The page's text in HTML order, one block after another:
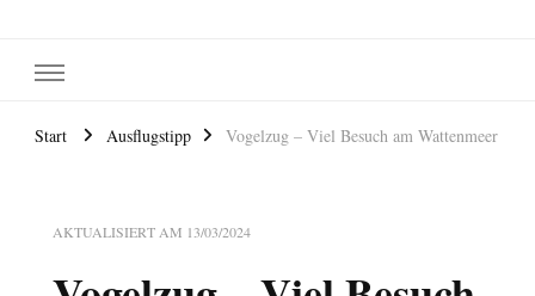
Start Ausflugstipp Vogelzug – Viel Besuch am Wattenmeer
AKTUALISIERT AM 13/03/2024